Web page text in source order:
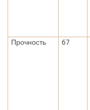
Прочность
67